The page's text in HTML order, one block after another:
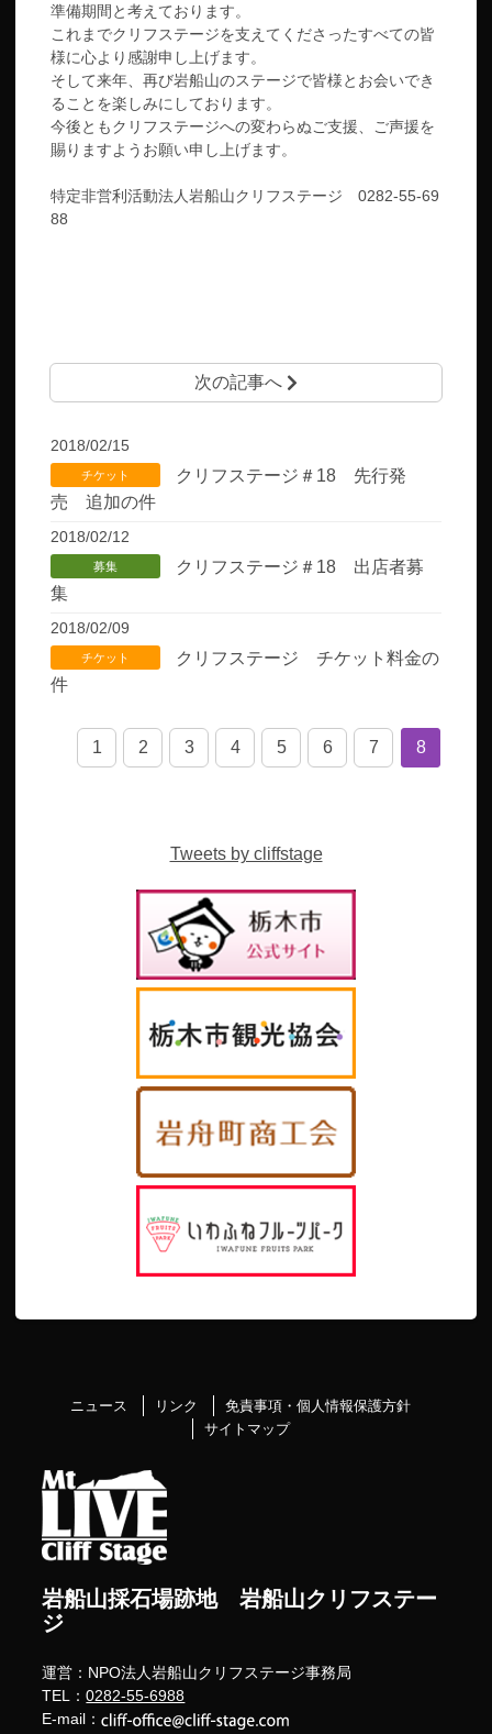
準備期間と考えております。
これまでクリフステージを支えてくださったすべての皆
様に心より感謝申し上げます。
そして来年、再び岩船山のステージで皆様とお会いでき
ることを楽しみにしております。
今後ともクリフステージへの変わらぬご支援、ご声援を
賜りますようお願い申し上げます。
特定非営利活動法人岩船山クリフステージ 0282-55-69
88
次の記事へ
2018/02/15
チケット
クリフステージ＃18 先行発
売 追加の件
2018/02/12
募集
クリフステージ＃18 出店者募
集
2018/02/09
チケット
クリフステージ チケット料金の
件
1 2 3 4 5 6 7 8
Tweets by cliffstage
ニュース リンク
免責事項・個人情報保護方針
サイトマップ
岩船山採石場跡地 岩船山クリフステー
ジ
運営：NPO法人岩船山クリフステージ事務局
TEL：0282-55-6988
E-mail：